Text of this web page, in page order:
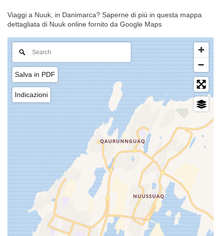
Viaggi a Nuuk, in Danimarca? Saperne di più in questa mappa
dettagliata di Nuuk online fornito da Google Maps
Salva in PDF
Indicazioni